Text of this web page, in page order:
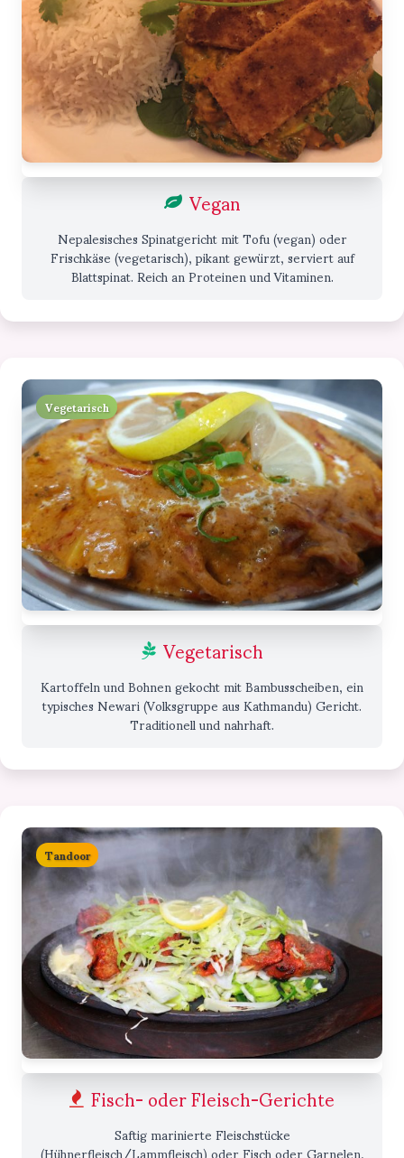
Vegan
Nepalesisches Spinatgericht mit Tofu (vegan) oder
Frischkäse (vegetarisch), pikant gewürzt, serviert auf
Blattspinat. Reich an Proteinen und Vitaminen.
Vegetarisch
Vegetarisch
Kartoffeln und Bohnen gekocht mit Bambusscheiben, ein
typisches Newari (Volksgruppe aus Kathmandu) Gericht.
Traditionell und nahrhaft.
Tandoor
Fisch- oder Fleisch-Gerichte
Saftig marinierte Fleischstücke